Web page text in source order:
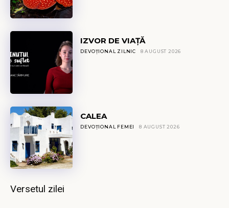
IZVOR DE VIAȚĂ
DEVOȚIONAL ZILNIC 8 AUGUST 2026
CALEA
DEVOȚIONAL FEMEI 8 AUGUST 2026
Versetul zilei